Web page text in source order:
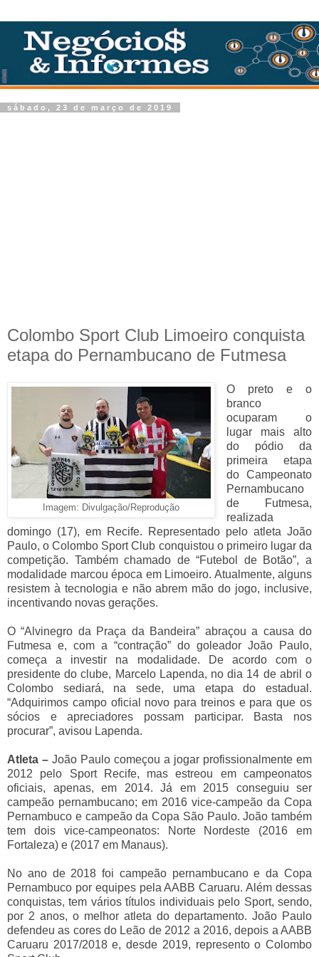
sábado, 23 de março de 2019
Colombo Sport Club Limoeiro conquista
etapa do Pernambucano de Futmesa
Imagem: Divulgação/Reprodução
O preto e o
branco
ocuparam o
lugar mais alto
do pódio da
primeira etapa
do Campeonato
Pernambucano
de Futmesa,
realizada
domingo (17), em Recife. Representado pelo atleta João
Paulo, o Colombo Sport Club conquistou o primeiro lugar da
competição. Também chamado de “Futebol de Botão”, a
modalidade marcou época em Limoeiro. Atualmente, alguns
resistem à tecnologia e não abrem mão do jogo, inclusive,
incentivando novas gerações.
O “Alvinegro da Praça da Bandeira” abraçou a causa do
Futmesa e, com a “contração” do goleador João Paulo,
começa a investir na modalidade. De acordo com o
presidente do clube, Marcelo Lapenda, no dia 14 de abril o
Colombo sediará, na sede, uma etapa do estadual.
“Adquirimos campo oficial novo para treinos e para que os
sócios e apreciadores possam participar. Basta nos
procurar”, avisou Lapenda.
Atleta – João Paulo começou a jogar profissionalmente em
2012 pelo Sport Recife, mas estreou em campeonatos
oficiais, apenas, em 2014. Já em 2015 conseguiu ser
campeão pernambucano; em 2016 vice-campeão da Copa
Pernambuco e campeão da Copa São Paulo. João também
tem dois vice-campeonatos: Norte Nordeste (2016 em
Fortaleza) e (2017 em Manaus).
No ano de 2018 foi campeão pernambucano e da Copa
Pernambuco por equipes pela AABB Caruaru. Além dessas
conquistas, tem vários títulos individuais pelo Sport, sendo,
por 2 anos, o melhor atleta do departamento. João Paulo
defendeu as cores do Leão de 2012 a 2016, depois a AABB
Caruaru 2017/2018 e, desde 2019, represento o Colombo